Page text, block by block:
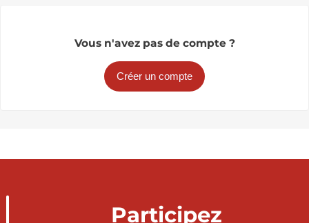
Vous n'avez pas de compte ?
Créer un compte
Participez